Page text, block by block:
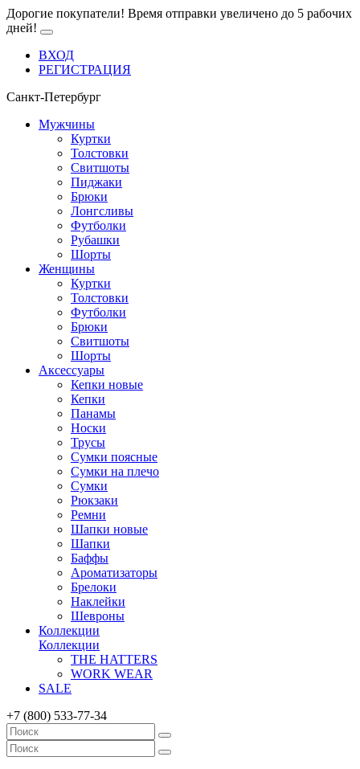
Дорогие покупатели! Время отправки увеличено до 5 рабочих
дней!
ВХОД
РЕГИСТРАЦИЯ
Санкт-Петербург
Мужчины
Куртки
Толстовки
Свитшоты
Пиджаки
Брюки
Лонгсливы
Футболки
Рубашки
Шорты
Женщины
Куртки
Толстовки
Футболки
Брюки
Свитшоты
Шорты
Аксессуары
Кепки новые
Кепки
Панамы
Носки
Трусы
Сумки поясные
Сумки на плечо
Сумки
Рюкзаки
Ремни
Шапки новые
Шапки
Баффы
Ароматизаторы
Брелоки
Наклейки
Шевроны
Коллекции
Коллекции
THE HATTERS
WORK WEAR
SALE
+7 (800) 533-77-34